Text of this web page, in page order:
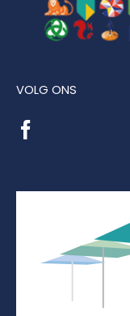
VOLG ONS